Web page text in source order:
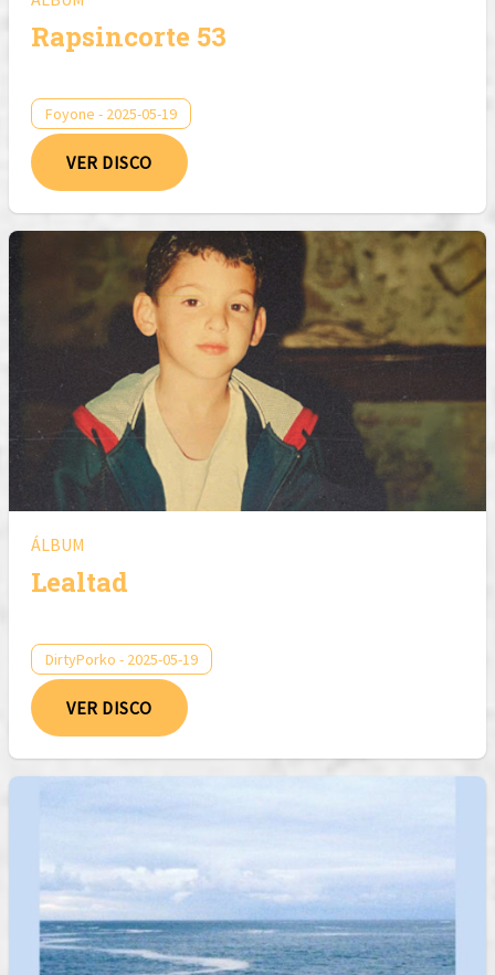
Rapsincorte 53
Foyone - 2025-05-19
VER DISCO
ÁLBUM
Lealtad
DirtyPorko - 2025-05-19
VER DISCO